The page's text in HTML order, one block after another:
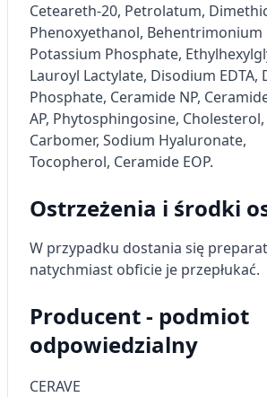
Ceteareth-20, Petrolatum,
Phenoxyethanol,
Potassium Phosphate,
Lauroyl Lactylate, Disodium EDTA,
Phosphate, Ceramide NP,
AP, Phytosphingosine, Cholesterol
Carbomer, Sodium Hyaluronate,
Tocopherol, Ceramide EOP.
Ostrzeżenia i środki
W przypadku dostania się
natychmiast obficie je przepłukać.
Producent - podmiot
odpowiedzialny
CERAVE
Identyfikowanie urządzeń na
aktywnie żądanych informacji
Cele przetwarzania inne niż IAB:
Niezbędne
Wydajność (Performance)
Reklama / śledzenie